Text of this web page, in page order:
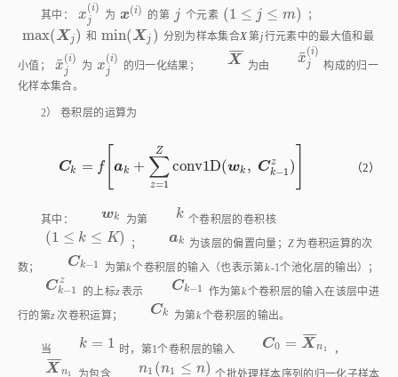
其中： x
(i)
j
xj(i) 为 x(i)
x(i) 的第 j
j 个元素 (1 ≤ j ≤ m)
(1≤j≤ m ) ；
max(Xj)
max(Xj) 和 min(Xj )
min(Xj) 分别为样本集合X第j行元素中的最大值和最
小值；
x
¯ i
j
x¯j( )为
i
j
j(i) 的归一化结果； 为由 x¯ j
x ¯
构成的归一化样本集
合。
2） 卷积层的运算为
Ck f[ + ∑
z=1
1D( Ck− )]
= ∑ z=1Z 1Dw k-1z （2）
其中： 为第 kk 个卷积层的卷积核 (1 ≤ k
(1≤k≤K
为该层的偏置向量；Z 为卷积运算的次数； 为第k 个卷积层的
输入（也表示第k -1个池化层的输出）；
z
的上标z 表示
Ck−
Ck- 作为第 个卷积层的输入在该层中进行的第z 次卷积运算；
为第k个卷积层的输出。
当 k 1
k 时，第1个卷积层的输入 C0 X
¯¯
¯
C0 ¯n1
X
¯¯
¯
X¯ 为包含 ( ≤ )
(n )
个批处理样本序列的归一化子样本